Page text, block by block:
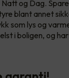
og Dag.
blant annet
som lys og
i boligen, og